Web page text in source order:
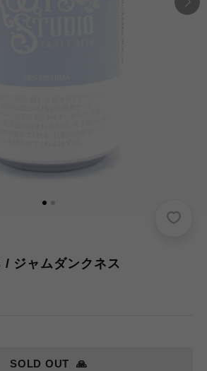
ジャムダンクネス
🙏
SOLD OUT